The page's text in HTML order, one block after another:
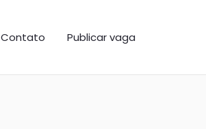
Contato Publicar vaga